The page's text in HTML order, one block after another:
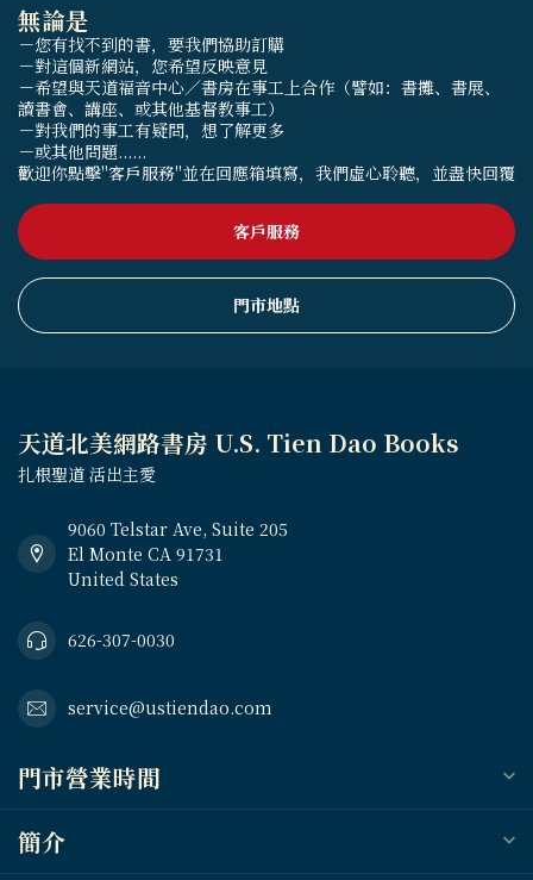
無論是
－您有找不到的書，要我們協助訂購
－對這個新網站，您希望反映意見
－希望與天道福音中心／書房在事工上合作（譬如：書攤、書展、
讀書會、講座、或其他基督教事工）
－對我們的事工有疑問，想了解更多
－或其他問題......
歡迎你點擊"客戶服務"並在回應箱填寫，我們虛心聆聽，並盡快回覆
客戶服務
門市地點
天道北美網路書房 U.S. Tien Dao Books
扎根聖道 活出主愛
9060 Telstar Ave, Suite 205
El Monte CA 91731
United States
626-307-0030
service@ustiendao.com
門市營業時間
簡介